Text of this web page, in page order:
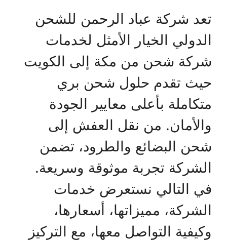
تعد شركة عباد الرحمن للشحن
الدولي الخيار الأمثل لخدمات
شركة شحن من مكة إلى الكويت
حيث تقدم حلول شحن بري
متكاملة بأعلى معايير الجودة
والأمان. من نقل العفش إلى
شحن البضائع والطرود، تضمن
الشركة تجربة موثوقة وسريعة.
في التالي نستعرض خدمات
الشركة، مميزاتها، أسعارها،
وكيفية التواصل معها، مع التركيز